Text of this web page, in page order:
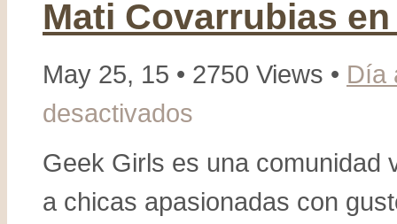
Mati Covarrubias en
May 25, 15 • 2750 Views • Día
desactivados
en
Geek
Geek Girls es una comunidad
a chicas apasionadas con